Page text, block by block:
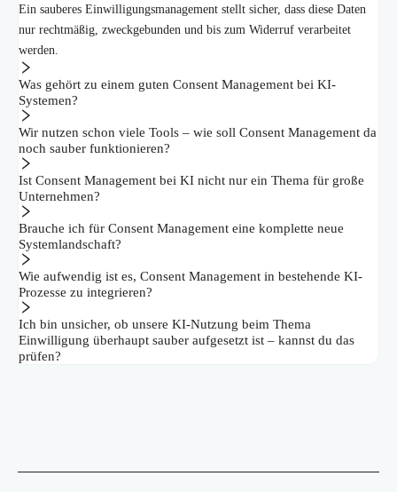
Ein sauberes Einwilligungsmanagement stellt sicher, dass diese Daten
nur rechtmäßig, zweckgebunden und bis zum Widerruf verarbeitet
werden.
Was gehört zu einem guten Consent Management bei KI-
Systemen?
Wir nutzen schon viele Tools – wie soll Consent Management da
noch sauber funktionieren?
Ist Consent Management bei KI nicht nur ein Thema für große
Unternehmen?
Brauche ich für Consent Management eine komplette neue
Systemlandschaft?
Wie aufwendig ist es, Consent Management in bestehende KI-
Prozesse zu integrieren?
Ich bin unsicher, ob unsere KI-Nutzung beim Thema
Einwilligung überhaupt sauber aufgesetzt ist – kannst du das
prüfen?